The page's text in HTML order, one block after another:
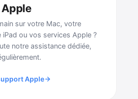
sur votre Mac, votre
iPad ou vos services Apple ?
notre assistance dédiée,
Apple